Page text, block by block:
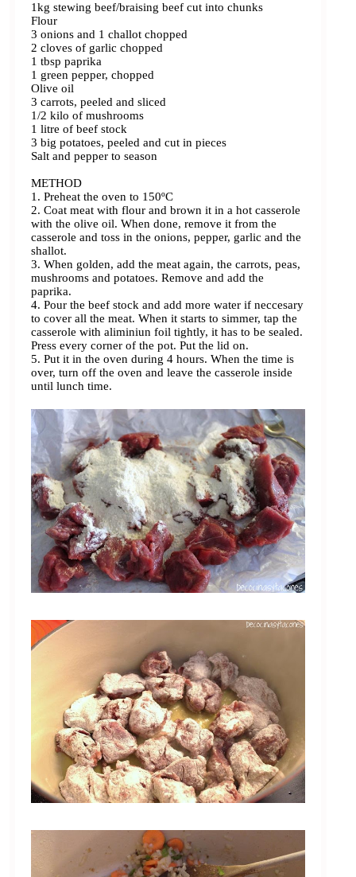
1kg stewing beef/braising beef cut into chunks
Flour
3 onions and 1 challot chopped
2 cloves of garlic chopped
1 tbsp paprika
1 green pepper, chopped
Olive oil
3 carrots, peeled and sliced
1/2 kilo of mushrooms
1 litre of beef stock
3 big potatoes, peeled and cut in pieces
Salt and pepper to season
METHOD
1. Preheat the oven to 150ºC
2. Coat meat with flour and brown it in a hot casserole
with the olive oil. When done, remove it from the
casserole and toss in the onions, pepper, garlic and the
shallot.
3. When golden, add the meat again, the carrots, peas,
mushrooms and potatoes. Remove and add the
paprika.
4. Pour the beef stock and add more water if neccesary
to cover all the meat. When it starts to simmer, tap the
casserole with aliminiun foil tightly, it has to be sealed.
Press every corner of the pot. Put the lid on.
5. Put it in the oven during 4 hours. When the time is
over, turn off the oven and leave the casserole inside
until lunch time.